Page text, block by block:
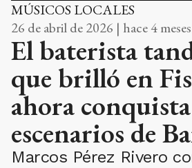
MÚSICOS LOCALES
26 de abril de 2026 | hace 4 meses
El baterista
que brilló en
ahora
escenarios de
Marcos Pérez Rivero